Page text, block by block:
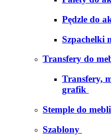
Pędzle do
Szpachelki
Transfery do
Transfery,
grafik
Stemple do
Szablony